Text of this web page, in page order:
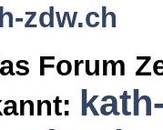
zdw.ch
Forum